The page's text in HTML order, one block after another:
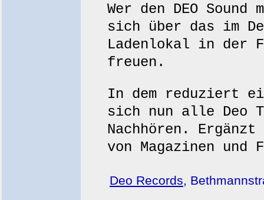
Wer den DEO Sound
sich über das im
Ladenlokal in der
freuen.
In dem reduziert
sich nun alle Deo
Nachhören.
von Magazinen und
Deo Records,